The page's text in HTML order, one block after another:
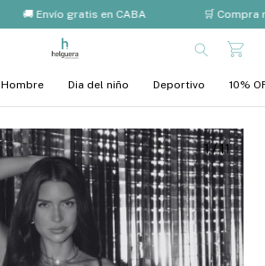
🚚 Envío gratis en CABA 🛒 Compra
Hombre Dia del niño Deportivo 10%
1/11